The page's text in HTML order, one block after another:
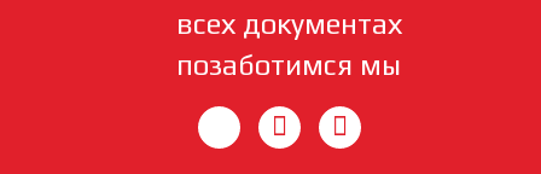
всех документах
позаботимся мы